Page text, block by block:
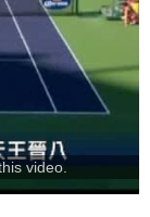
video.